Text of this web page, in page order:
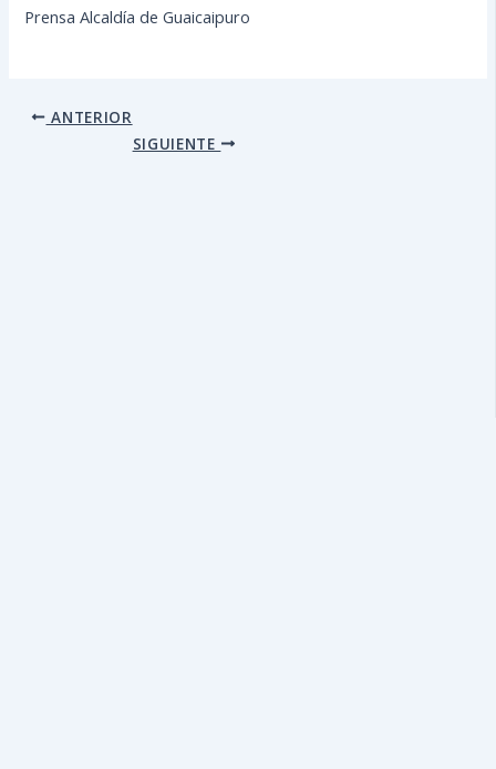
Prensa Alcaldía de Guaicaipuro
ANTERIOR
SIGUIENTE